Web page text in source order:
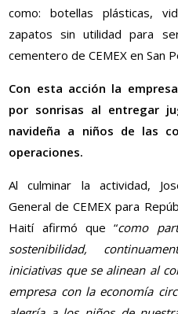
como: botellas plásticas,
zapatos sin utilidad para
cementero de CEMEX en San
Con esta acción la
por sonrisas al entregar
navideña a niños de las
operaciones.
Al culminar la actividad,
General de CEMEX para
Haití afirmó que “como
sostenibilidad,
iniciativas que se alinean al
empresa con la economía